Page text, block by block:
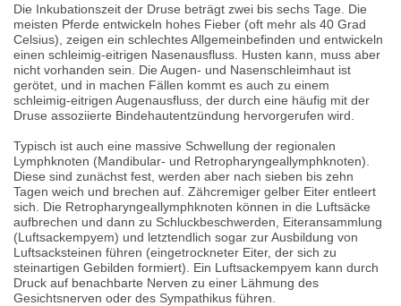
Die Inkubationszeit der Druse beträgt zwei bis sechs Tage. Die
meisten Pferde entwickeln hohes Fieber (oft mehr als 40 Grad
Celsius), zeigen ein schlechtes Allgemeinbefinden und entwickeln
einen schleimig-eitrigen Nasenausfluss. Husten kann, muss aber
nicht vorhanden sein. Die Augen- und Nasenschleimhaut ist
gerötet, und in machen Fällen kommt es auch zu einem
schleimig-eitrigen Augenausfluss, der durch eine häufig mit der
Druse assoziierte Bindehautentzündung hervorgerufen wird.
Typisch ist auch eine massive Schwellung der regionalen
Lymphknoten (Mandibular- und Retropharyngeallymphknoten).
Diese sind zunächst fest, werden aber nach sieben bis zehn
Tagen weich und brechen auf. Zähcremiger gelber Eiter entleert
sich. Die Retropharyngeallymphknoten können in die Luftsäcke
aufbrechen und dann zu Schluckbeschwerden, Eiteransammlung
(Luftsackempyem) und letztendlich sogar zur Ausbildung von
Luftsacksteinen führen (eingetrockneter Eiter, der sich zu
steinartigen Gebilden formiert). Ein Luftsackempyem kann durch
Druck auf benachbarte Nerven zu einer Lähmung des
Gesichtsnerven oder des Sympathikus führen.